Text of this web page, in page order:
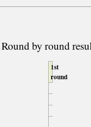
Round by round
1st
round